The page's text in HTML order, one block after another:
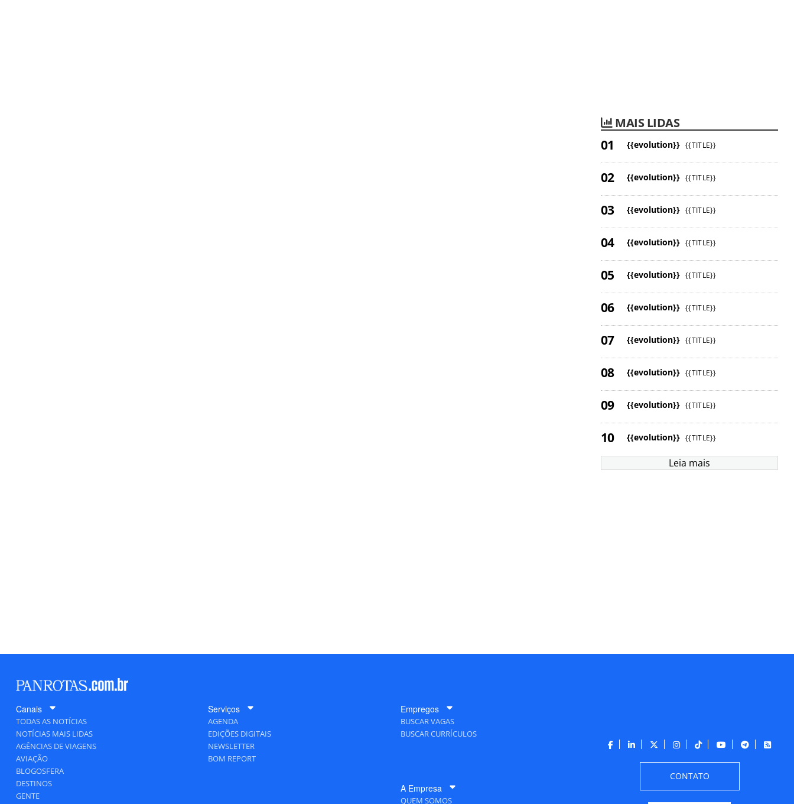
MAIS LIDAS
{{evolution}} {{TITLE}}
{{evolution}} {{TITLE}}
{{evolution}} {{TITLE}}
{{evolution}} {{TITLE}}
{{evolution}} {{TITLE}}
{{evolution}} {{TITLE}}
{{evolution}} {{TITLE}}
{{evolution}} {{TITLE}}
{{evolution}} {{TITLE}}
{{evolution}} {{TITLE}}
Leia mais
Canais
TODAS AS NOTÍCIAS
NOTÍCIAS MAIS LIDAS
AGÊNCIAS DE VIAGENS
AVIAÇÃO
BLOGOSFERA
DESTINOS
GENTE
Serviços
AGENDA
EDIÇÕES DIGITAIS
NEWSLETTER
BOM REPORT
Empregos
BUSCAR VAGAS
BUSCAR CURRÍCULOS
A Empresa
QUEM SOMOS
CONTATO